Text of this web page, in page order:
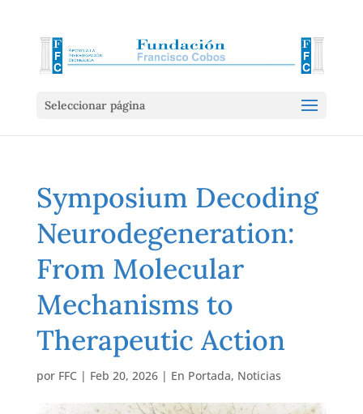
Seleccionar página
Symposium Decoding
Neurodegeneration:
From Molecular
Mechanisms to
Therapeutic Action
por FFC | Feb 20, 2026| En Portada, Noticias